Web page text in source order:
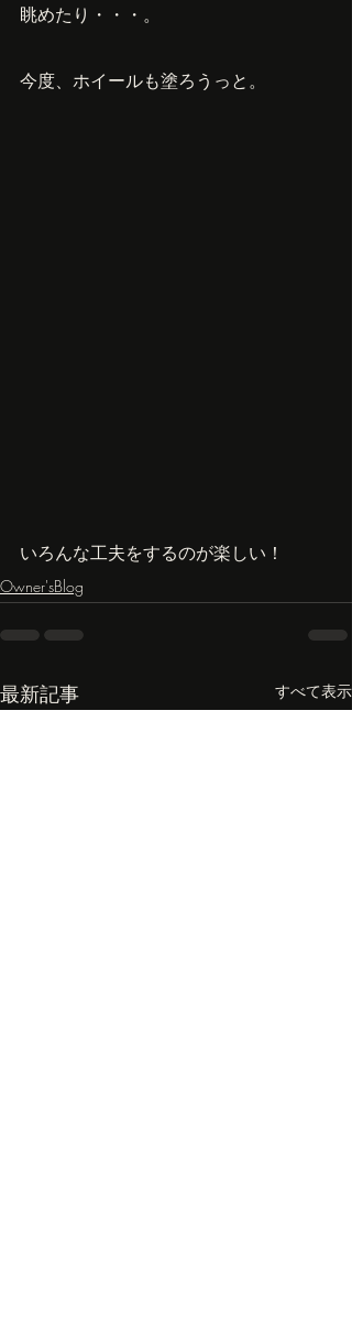
眺めたり・・・。
今度、ホイールも塗ろうっと。
いろんな工夫をするのが楽しい！
Owner'sBlog
最新記事 すべて表示